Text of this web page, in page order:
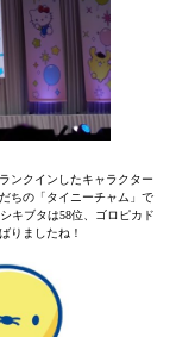
ンクインしたキャラクター
ちの「タイニーチャム」で
キブタは58位、ゴロピカド
りましたね！